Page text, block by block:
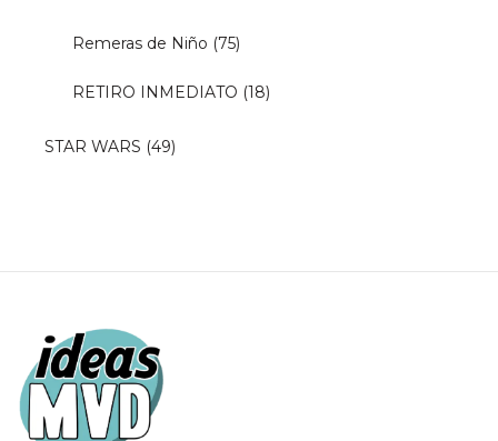
Remeras de Niño (75)
RETIRO INMEDIATO (18)
STAR WARS (49)